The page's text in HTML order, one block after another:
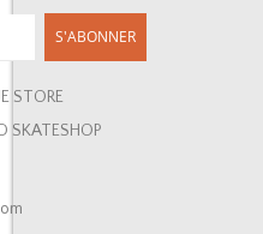
S'ABONNER
STORE
SKATESHOP